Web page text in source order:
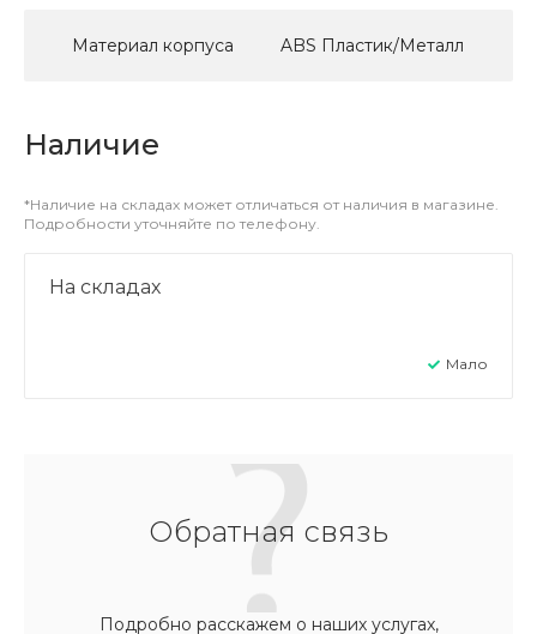
Материал корпуса ABS Пластик/Металл
Наличие
*Наличие на складах может отличаться от наличия в магазине.
Подробности уточняйте по телефону.
На складах
Мало
Обратная связь
Подробно расскажем о наших услугах,